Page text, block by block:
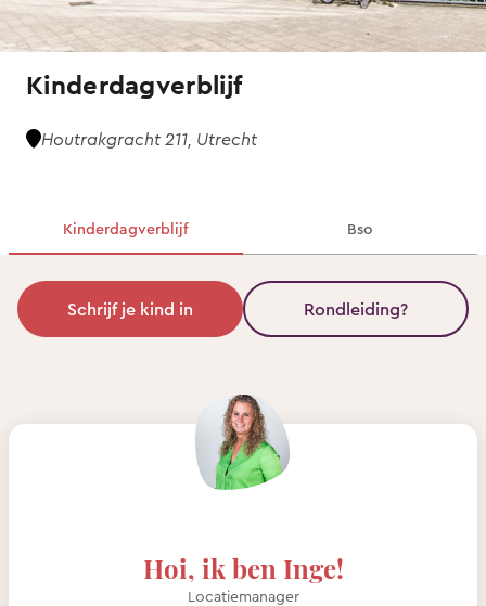
Kinderdagverblijf
Houtrakgracht 211, Utrecht
Kinderdagverblijf Bso
Schrijf je kind in Rondleiding?
Hoi, ik ben Inge!
Locatiemanager